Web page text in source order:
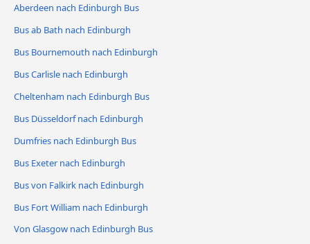
Aberdeen nach Edinburgh Bus
Bus ab Bath nach Edinburgh
Bus Bournemouth nach Edinburgh
Bus Carlisle nach Edinburgh
Cheltenham nach Edinburgh Bus
Bus Düsseldorf nach Edinburgh
Dumfries nach Edinburgh Bus
Bus Exeter nach Edinburgh
Bus von Falkirk nach Edinburgh
Bus Fort William nach Edinburgh
Von Glasgow nach Edinburgh Bus